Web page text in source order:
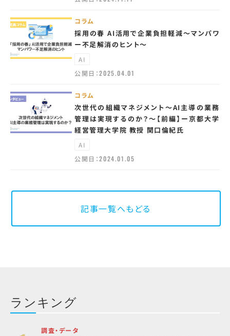
コラム
採用の春 AI活用で企業負担軽減～マンパワ
ー不足解消のヒント～
AI
公開日：2025.04.01
コラム
次世代の組織マネジメント～AI主導の業務
管理は実現するのか？～【前編】ー京都大学
経営管理大学院 教授 関口倫紀氏
AI
公開日：2024.01.05
記事一覧へもどる
ランキング
調査・データ